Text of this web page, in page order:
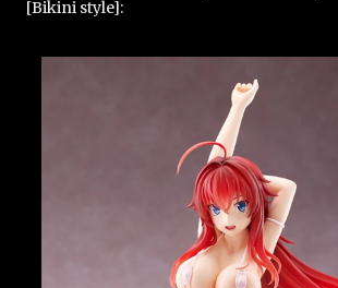
[Bikini style]: